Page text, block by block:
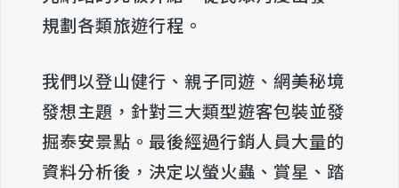
規劃各類旅遊行程。
我們以登山健行、親子同遊、網美秘境
發想主題，針對三大類型遊客包裝並發
掘泰安景點。最後經過行銷人員大量的
資料分析後，決定以螢火蟲、賞星、踏